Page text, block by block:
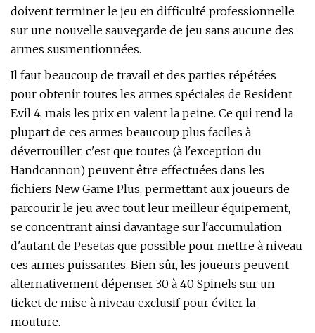
doivent terminer le jeu en difficulté professionnelle
sur une nouvelle sauvegarde de jeu sans aucune des
armes susmentionnées.
Il faut beaucoup de travail et des parties répétées
pour obtenir toutes les armes spéciales de Resident
Evil 4, mais les prix en valent la peine. Ce qui rend la
plupart de ces armes beaucoup plus faciles à
déverrouiller, c'est que toutes (à l'exception du
Handcannon) peuvent être effectuées dans les
fichiers New Game Plus, permettant aux joueurs de
parcourir le jeu avec tout leur meilleur équipement,
se concentrant ainsi davantage sur l'accumulation
d'autant de Pesetas que possible pour mettre à niveau
ces armes puissantes. Bien sûr, les joueurs peuvent
alternativement dépenser 30 à 40 Spinels sur un
ticket de mise à niveau exclusif pour éviter la
mouture.